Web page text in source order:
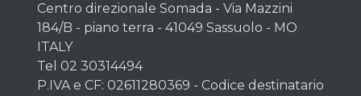
Centro direzionale Somada - Via Mazzini
184/B - piano terra - 41049 Sassuolo - MO
ITALY
Tel 02 30314494
P.IVA e CF: 02611280369 - Codice destinatario